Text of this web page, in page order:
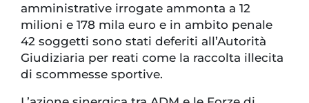
amministrative irrogate ammonta a 12
milioni e 178 mila euro e in ambito penale
42 soggetti sono stati deferiti all’Autorità
Giudiziaria per reati come la raccolta illecita
di scommesse sportive.